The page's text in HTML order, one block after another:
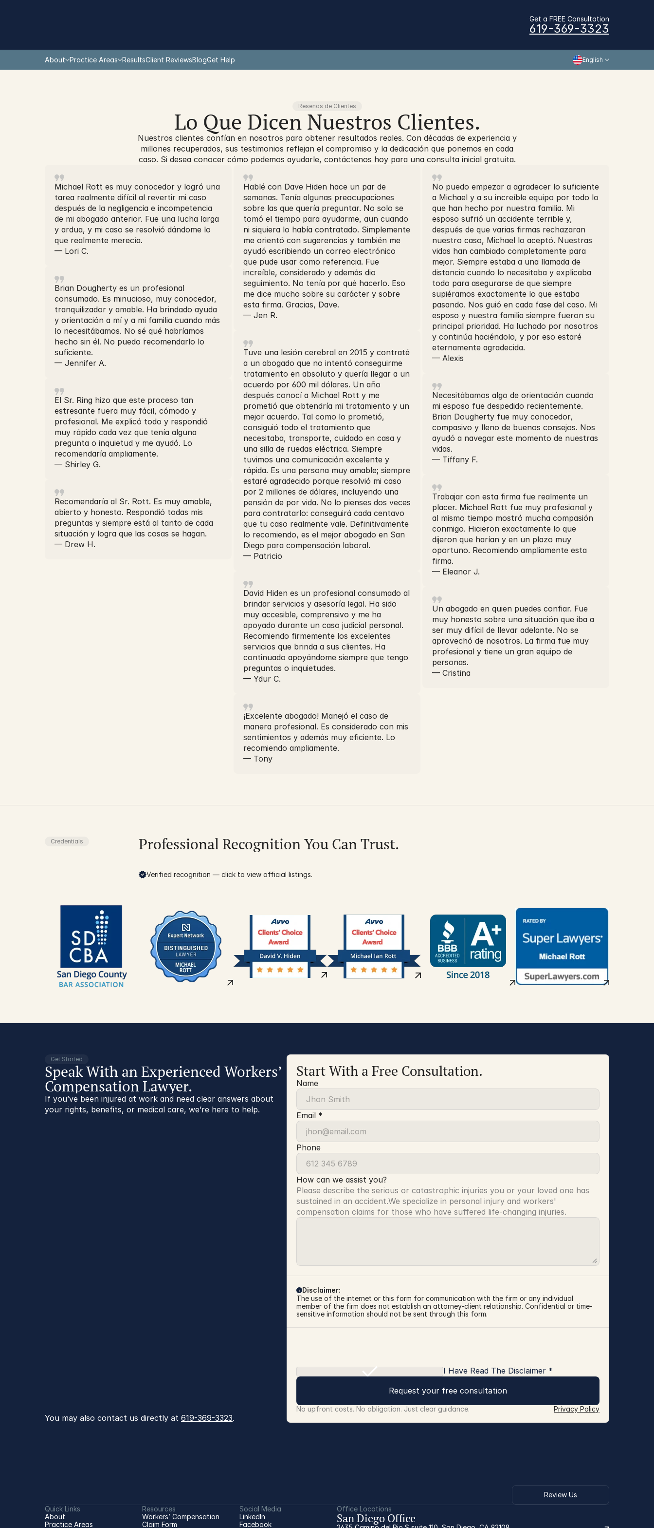
Get a FREE Consultation
619-369-3323
About Practice Areas ResultsClient ReviewsBlogGet Help English
Reseñas de Clientes
Lo Que Dicen Nuestros Clientes.
Nuestros clientes confían en nosotros para obtener resultados reales. Con décadas de experiencia y
millones recuperados, sus testimonios reflejan el compromiso y la dedicación que ponemos en cada
caso. Si desea conocer cómo podemos ayudarle, contáctenos hoypara una consulta inicial gratuita.
Michael Rott es muy conocedor y logró una
tarea realmente difícil al revertir mi caso
después de la negligencia e incompetencia
de mi abogado anterior. Fue una lucha larga
y ardua, y mi caso se resolvió dándome lo
que realmente merecía.
— Lori C.
Brian Dougherty es un profesional
consumado. Es minucioso, muy conocedor,
tranquilizador y amable. Ha brindado ayuda
y orientación a mí y a mi familia cuando más
lo necesitábamos. No sé qué habríamos
hecho sin él. No puedo recomendarlo lo
suficiente.
— Jennifer A.
El Sr. Ring hizo que este proceso tan
estresante fuera muy fácil, cómodo y
profesional. Me explicó todo y respondió
muy rápido cada vez que tenía alguna
pregunta o inquietud y me ayudó. Lo
recomendaría ampliamente.
— Shirley G.
Recomendaría al Sr. Rott. Es muy amable,
abierto y honesto. Respondió todas mis
preguntas y siempre está al tanto de cada
situación y logra que las cosas se hagan.
— Drew H.
Hablé con Dave Hiden hace un par de
semanas. Tenía algunas preocupaciones
sobre las que quería preguntar. No solo se
tomó el tiempo para ayudarme, aun cuando
ni siquiera lo había contratado. Simplemente
me orientó con sugerencias y también me
ayudó escribiendo un correo electrónico
que pude usar como referencia. Fue
increíble, considerado y además dio
seguimiento. No tenía por qué hacerlo. Eso
me dice mucho sobre su carácter y sobre
esta firma. Gracias, Dave.
— Jen R.
Tuve una lesión cerebral en 2015 y contraté
a un abogado que no intentó conseguirme
tratamiento en absoluto y quería llegar a un
acuerdo por 600 mil dólares. Un año
después conocí a Michael Rott y me
prometió que obtendría mi tratamiento y un
mejor acuerdo. Tal como lo prometió,
consiguió todo el tratamiento que
necesitaba, transporte, cuidado en casa y
una silla de ruedas eléctrica. Siempre
tuvimos una comunicación excelente y
rápida. Es una persona muy amable; siempre
estaré agradecido porque resolvió mi caso
por 2 millones de dólares, incluyendo una
pensión de por vida. No lo pienses dos veces
para contratarlo: conseguirá cada centavo
que tu caso realmente vale. Definitivamente
lo recomiendo, es el mejor abogado en San
Diego para compensación laboral.
— Patricio
David Hiden es un profesional consumado al
brindar servicios y asesoría legal. Ha sido
muy accesible, comprensivo y me ha
apoyado durante un caso judicial personal.
Recomiendo firmemente los excelentes
servicios que brinda a sus clientes. Ha
continuado apoyándome siempre que tengo
preguntas o inquietudes.
— Ydur C.
¡Excelente abogado! Manejó el caso de
manera profesional. Es considerado con mis
sentimientos y además muy eficiente. Lo
recomiendo ampliamente.
— Tony
No puedo empezar a agradecer lo suficiente
a Michael y a su increíble equipo por todo lo
que han hecho por nuestra familia. Mi
esposo sufrió un accidente terrible y,
después de que varias firmas rechazaran
nuestro caso, Michael lo aceptó. Nuestras
vidas han cambiado completamente para
mejor. Siempre estaba a una llamada de
distancia cuando lo necesitaba y explicaba
todo para asegurarse de que siempre
supiéramos exactamente lo que estaba
pasando. Nos guió en cada fase del caso. Mi
esposo y nuestra familia siempre fueron su
principal prioridad. Ha luchado por nosotros
y continúa haciéndolo, y por eso estaré
eternamente agradecida.
— Alexis
Necesitábamos algo de orientación cuando
mi esposo fue despedido recientemente.
Brian Dougherty fue muy conocedor,
compasivo y lleno de buenos consejos. Nos
ayudó a navegar este momento de nuestras
vidas.
— Tiffany F.
Trabajar con esta firma fue realmente un
placer. Michael Rott fue muy profesional y
al mismo tiempo mostró mucha compasión
conmigo. Hicieron exactamente lo que
dijeron que harían y en un plazo muy
oportuno. Recomiendo ampliamente esta
firma.
— Eleanor J.
Un abogado en quien puedes confiar. Fue
muy honesto sobre una situación que iba a
ser muy difícil de llevar adelante. No se
aprovechó de nosotros. La firma fue muy
profesional y tiene un gran equipo de
personas.
— Cristina
Credentials Professional Recognition You Can Trust.
Verified recognition — click to view official listings.
Get Started
Speak With an Experienced Workers’
Compensation Lawyer.
If you’ve been injured at work and need clear answers about
your rights, benefits, or medical care, we’re here to help.
You may also contact us directly at 619-369-3323.
Start With a Free Consultation.
Name
Email *
Phone
How can we assist you?
Please describe the serious or catastrophic injuries you or your loved one has
sustained in an accident.We specialize in personal injury and workers'
compensation claims for those who have suffered life-changing injuries.
Disclaimer:
The use of the internet or this form for communication with the firm or any individual
member of the firm does not establish an attorney-client relationship. Confidential or time-
sensitive information should not be sent through this form.
I Have Read The Disclaimer *
Request your free consultation
No upfront costs. No obligation. Just clear guidance. Privacy Policy
Review Us
Quick Links
About
Practice Areas
Resources
Workers’ Compensation
Claim Form
Social Media
LinkedIn
Facebook
Office Locations
San Diego Office